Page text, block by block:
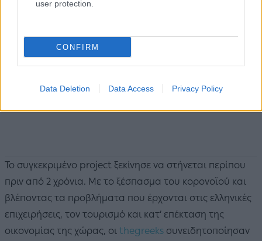
user protection.
CONFIRM
Data Deletion Data Access Privacy Policy
Το συγκεκριμένο project ξεκίνησε να στήνεται περίπου
πριν από 2 χρόνια. Με το ξέσπασμα του κορονοϊού και
βλέποντας τα προβλήματα που έρχονται στις ελληνικές
επιχειρήσεις, τον τουρισμό και κατ’ επέκταση της
οικονομίας της χώρας, οι thegreeks συνειδητοποίησαν